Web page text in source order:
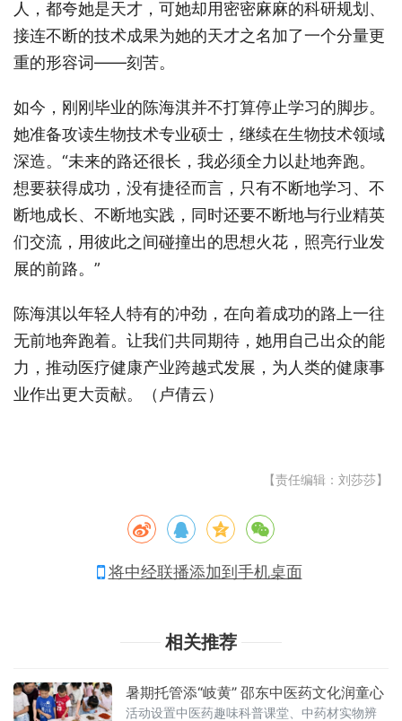
人，都夸她是天才，可她却用密密麻麻的科研规划、
接连不断的技术成果为她的天才之名加了一个分量更
重的形容词——刻苦。
如今，刚刚毕业的陈海淇并不打算停止学习的脚步。
她准备攻读生物技术专业硕士，继续在生物技术领域
深造。“未来的路还很长，我必须全力以赴地奔跑。
想要获得成功，没有捷径而言，只有不断地学习、不
断地成长、不断地实践，同时还要不断地与行业精英
们交流，用彼此之间碰撞出的思想火花，照亮行业发
展的前路。”
陈海淇以年轻人特有的冲劲，在向着成功的路上一往
无前地奔跑着。让我们共同期待，她用自己出众的能
力，推动医疗健康产业跨越式发展，为人类的健康事
业作出更大贡献。（卢倩云）
【责任编辑：刘莎莎】
将中经联播添加到手机桌面
相关推荐
暑期托管添“岐黄” 邵东中医药文化润童心
活动设置中医药趣味科普课堂、中药材实物辨